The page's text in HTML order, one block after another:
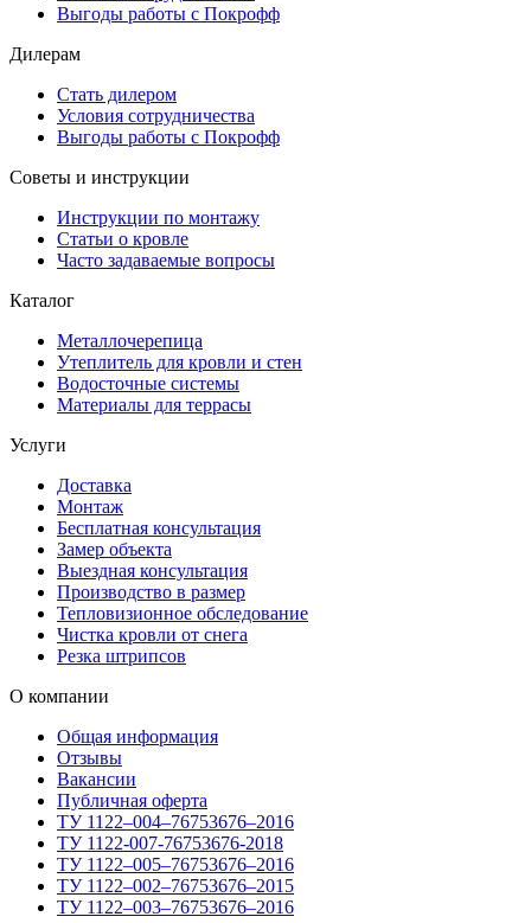
Выгоды работы с Покрофф
Дилерам
Стать дилером
Условия сотрудничества
Выгоды работы с Покрофф
Советы и инструкции
Инструкции по монтажу
Статьи о кровле
Часто задаваемые вопросы
Каталог
Металлочерепица
Утеплитель для кровли и стен
Водосточные системы
Материалы для террасы
Услуги
Доставка
Монтаж
Бесплатная консультация
Замер объекта
Выездная консультация
Производство в размер
Тепловизионное обследование
Чистка кровли от снега
Резка штрипсов
О компании
Общая информация
Отзывы
Вакансии
Публичная оферта
ТУ 1122–004–76753676–2016
ТУ 1122-007-76753676-2018
ТУ 1122–005–76753676–2016
ТУ 1122–002–76753676–2015
ТУ 1122–003–76753676–2016